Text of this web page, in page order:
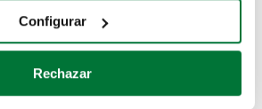
analizándolo activamente
específicas (huellas
sobre cómo se procesan sus
Configurar
Rechazar